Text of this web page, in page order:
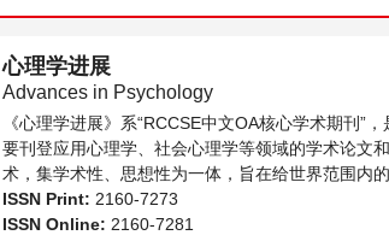
心理学进展
Advances in Psychology
《心理学进展》系“RCCSE中文OA核心学术期刊”
要刊登应用心理学、社会心理学等领域的学术论文
术，集学术性、思想性为一体，旨在给世界范围内
内不同方向问题与发展的交流平台。
ISSN Print: 2160-7273
ISSN Online: 2160-7281